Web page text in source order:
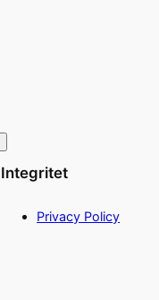
Integritet
Privacy Policy